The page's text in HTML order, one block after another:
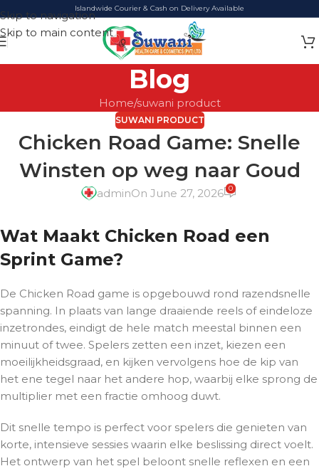
Skip to navigation
Skip to main content
Islandwide Courier & Cash on Delivery Available
Blog
Home suwani product
SUWANI PRODUCT
Chicken Road Game: Snelle
Winsten op weg naar Goud
adminOn June 27, 2026 0
Wat Maakt Chicken Road een
Sprint Game?
De Chicken Road game is opgebouwd rond razendsnelle
spanning. In plaats van lange draaiende reels of eindeloze
inzetrondes, eindigt de hele match meestal binnen een
minuut of twee. Spelers zetten een inzet, kiezen een
moeilijkheidsgraad, en kijken vervolgens hoe de kip van
het ene tegel naar het andere hop, waarbij elke sprong de
multiplier met een fractie omhoog duwt.
Dit snelle tempo is perfect voor spelers die genieten van
korte, intensieve sessies waarin elke beslissing direct voelt.
Het ontwerp van het spel beloont snelle reflexen en een